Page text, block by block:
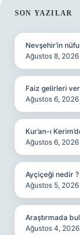
SON YAZILAR
Nevşehir’in
Ağustos 8, 2026
Faiz gelirleri
Ağustos 6, 2026
Kur’an-ı
Ağustos 6, 2026
Ayçiçeği nedir ?
Ağustos 5, 2026
Araştırmada
Ağustos 4, 2026